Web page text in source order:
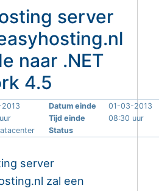
server
naar .NET
4.5
Datum einde
01-03-2013
Tijd einde
08:30 uur
Status
server
zal een